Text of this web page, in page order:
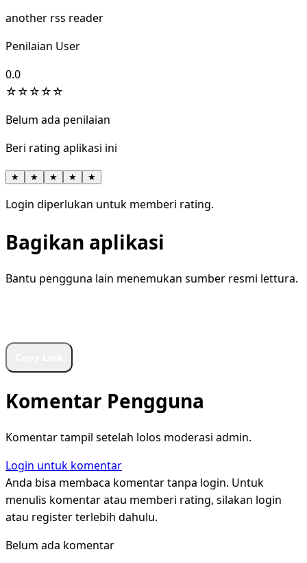
another rss reader
Penilaian User
0.0
☆☆☆☆☆
Belum ada penilaian
Beri rating aplikasi ini
★ ★ ★ ★ ★
Login diperlukan untuk memberi rating.
Bagikan aplikasi
Bantu pengguna lain menemukan sumber resmi lettura.
Komentar Pengguna
Komentar tampil setelah lolos moderasi admin.
Login untuk komentar
Anda bisa membaca komentar tanpa login. Untuk
menulis komentar atau memberi rating, silakan login
atau register terlebih dahulu.
Belum ada komentar